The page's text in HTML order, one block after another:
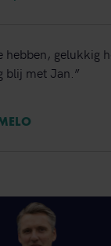
gelukkig
blij met Jan.”